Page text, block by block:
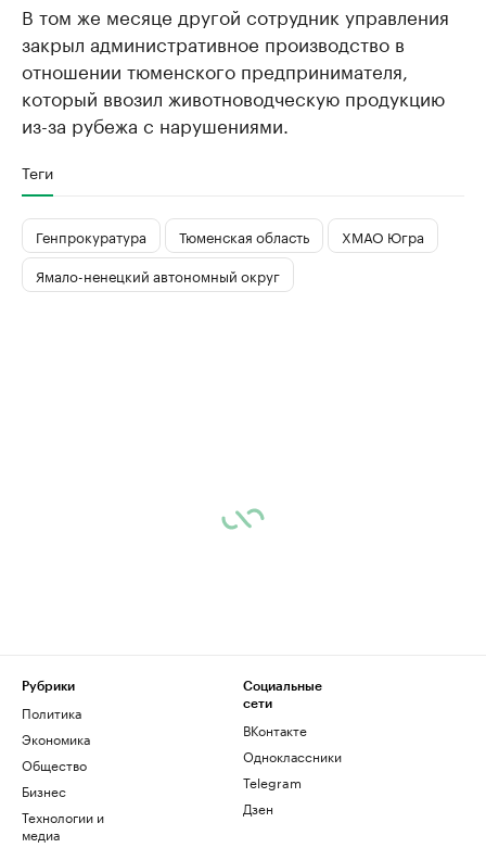
В том же месяце другой сотрудник управления
закрыл административное производство в
отношении тюменского предпринимателя,
который ввозил животноводческую продукцию
из-за рубежа с нарушениями.
Теги
Генпрокуратура Тюменская область
ХМАО Югра
Ямало-ненецкий автономный округ
Рубрики
Политика
Экономика
Общество
Бизнес
Технологии и
медиа
Социальные
сети
ВКонтакте
Одноклассники
Telegram
Дзен